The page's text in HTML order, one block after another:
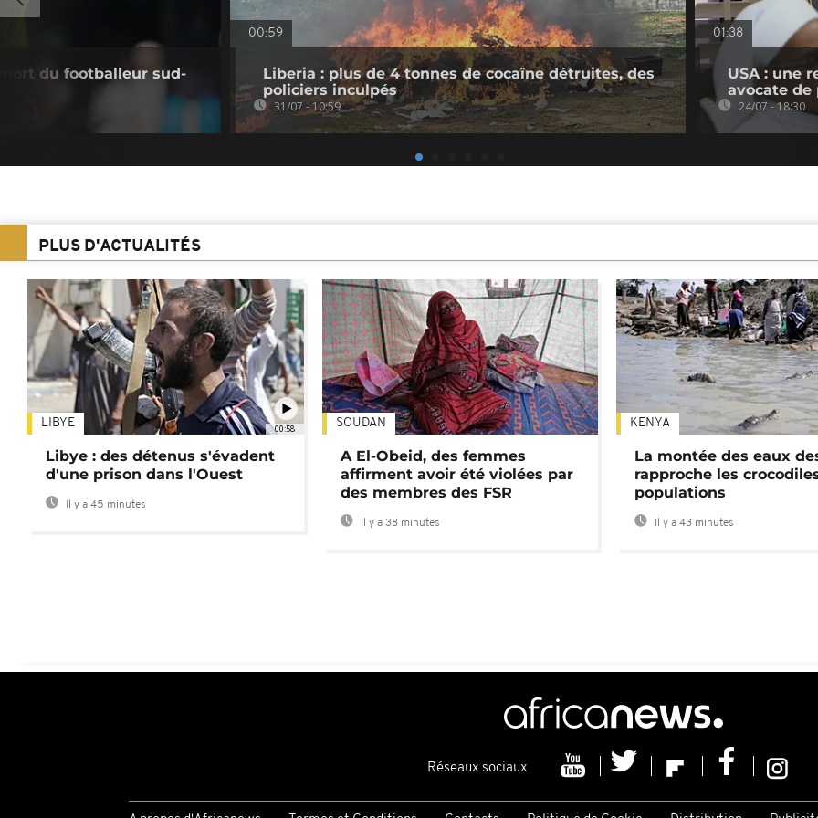
du footballeur sud-
00:59
Liberia : plus de 4 tonnes de cocaïne détruites, des
policiers inculpés
31/07 - 10:59
01:38
USA : une
avocate de
24/07 - 18:30
PLUS D'ACTUALITÉS
00:58
LIBYE
Libye : des détenus s'évadent
d'une prison dans l'Ouest
Il y a 45 minutes
SOUDAN
A El-Obeid, des femmes
affirment avoir été violées par
des membres des FSR
Il y a 38 minutes
KENYA
La montée des eaux
rapproche les
populations
Il y a 43 minutes
Réseaux sociaux